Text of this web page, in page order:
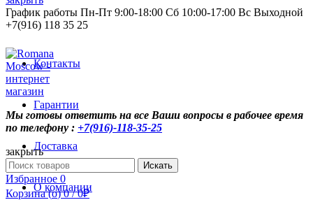
График работы Пн-Пт 9:00-18:00 Сб 10:00-17:00 Вс Выходной
+7(916) 118 35 25
Контакты
Гарантии
Доставка
О компании
Мы готовы ответить на все Ваши вопросы в рабочее время
по телефону : +7(916)-118-35-25
закрыть
Search
for:
Искать
Избранное 0
Корзина (o) 0 / 0₽